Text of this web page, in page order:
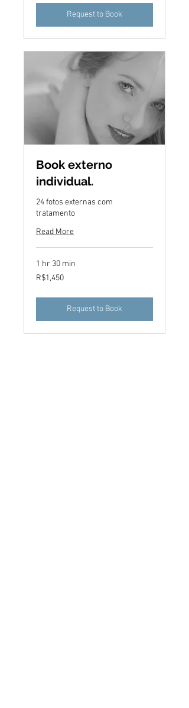
Request to Book
Book externo
individual.
24 fotos externas com
tratamento
Read More
1 hr 30 min
1,450
Brazilian
R$1,450
Request to Book